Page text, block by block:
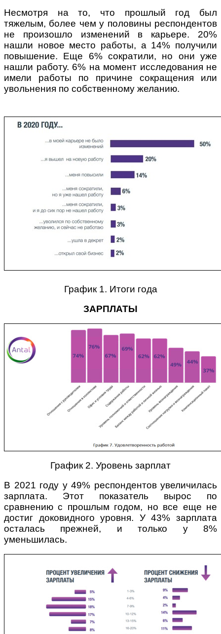
Несмотря на то, что прошлый год был
тяжелым, более чем у половины респондентов
не произошло изменений в карьере. 20%
нашли новое место работы, а 14% получили
повышение. Еще 6% сократили, но они уже
нашли работу. 6% на момент исследования не
имели работы по причине сокращения или
увольнения по собственному желанию.
График 1. Итоги года
ЗАРПЛАТЫ
График 2. Уровень зарплат
В 2021 году у 49% респондентов увеличилась
зарплата. Этот показатель вырос по
сравнению с прошлым годом, но все еще не
достиг доковидного уровня. У 43% зарплата
осталась прежней, и только у 8%
уменьшилась.